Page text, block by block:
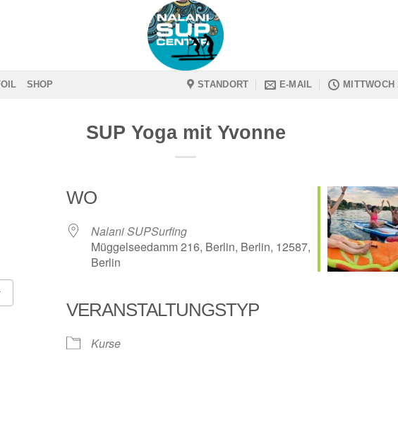
SHOP STANDORT E-MAIL MITTWOCH
SUP Yoga mit Yvonne
Google Kalender iCalendar
WO
Nalani SUPSurfing
Müggelseedamm 216, Berlin, Berlin, 12587,
Berlin
VERANSTALTUNGSTYP
Kurse